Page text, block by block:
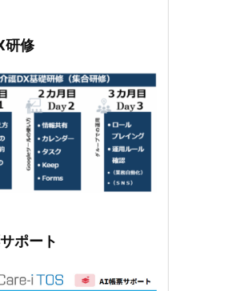
研修
ポート